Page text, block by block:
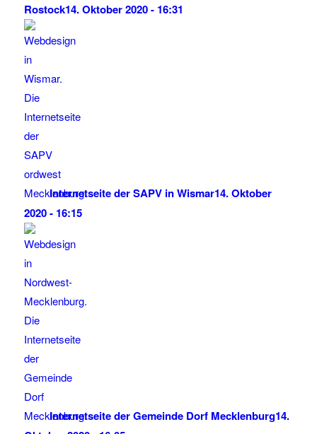
Rostock14. Oktober 2020 - 16:31
Internetseite der SAPV in Wismar14. Oktober
2020 - 16:15
Internetseite der Gemeinde Dorf Mecklenburg14.